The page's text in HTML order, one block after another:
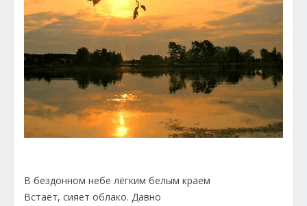
В бездонном небе лёгким белым краем
Встаёт, сияет облако. Давно